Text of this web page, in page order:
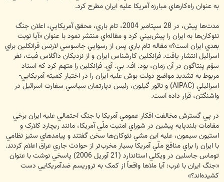
به عنوان راه‌کارهاي مبارزه آمريکا عليه ايران مطرح کرد.
مدت‌ها پيش، در 28 سپتامبر 2004، تام باري، محقق آمريکايي، اعلان جنگ
نئوکان‌ها به ايران را پيش‌بيني کرد و مقاله‌اي منتشر نمود با عنوان «آيا نوبت
بعدي ايران است؟» مقاله تام باري پس از رسوايي جاسوسي لارنس فرانکلين براي
اسرائيل انتشار يافت. فرانکلين کارشناس ايران و از نزديکان داگلاس فيث، نفر
سوّم پنتاگون در آن زمان، بود. اف. بي. آي. فرانکلين را متهم کرد که اسناد
مربوط به تشديد مواضع دولت بوش عليه ايران را در اختيار کميته آمريکايي-
اسرائيلي (AIPAC) و نائور گيلون، رئيس دپارتمان سياسي سفارت اسرائيل در
واشنگتن، قرار داده است.
در پي گسترش مخالفت افکار عمومي آمريکا با جنگ احتمالي عليه ايران برخي
مقامات بلندپايه پيشين در شوراي امنيت ملّي آمريکا، مانند ريچارد کلارک و
استيون سيمون، عليه اين مشي نئوکان‌ها سخن گفتند و پيامدهاي ستيز نظامي
با ايران را براي منافع ملّي آمريکا بسيار مخرب‌تر از حوادث جاري عراق اعلام کردند.
توماس جاسلين در ويکلي استاندارد (21 آوريل 2006) پاسخي نوشت با عنوان
«جنگ ايران با غرب: آيا ملاها واقعاً از کمک به تروريسم ضدآمريکايي دست
کشيده‌اند؟»